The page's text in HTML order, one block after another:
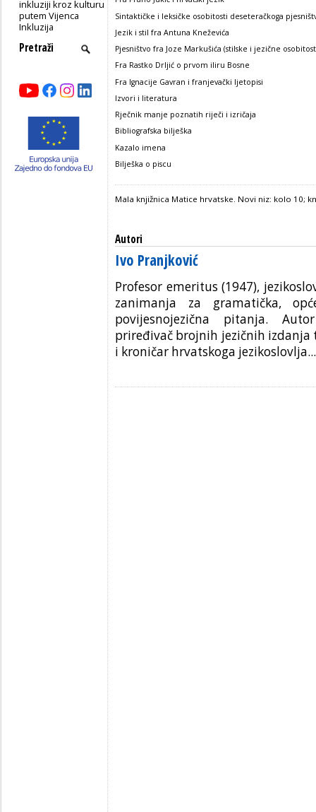
inkluziji kroz kulturu
putem Vijenca
Inkluzija
Sintaktičke i leksičke osobitosti deseteračkoga
Jezik i stil fra Antuna Kneževića
Pjesništvo fra Joze Markušića (stilske i jezične
Fra Rastko Drljić o prvom iliru Bosne
Fra Ignacije Gavran i franjevački ljetopisi
Izvori i literatura
Rječnik manje poznatih riječi i izričaja
Bibliografska bilješka
Kazalo imena
Bilješka o piscu
Mala knjižnica Matice hrvatske. Novi niz: kolo 10;
Autori
Ivo Pranjković
Profesor emeritus (1947),
zanimanja za gramatička,
povijesnojezična pitanja.
priređivač brojnih jezičnih izdanja
i kroničar hrvatskoga